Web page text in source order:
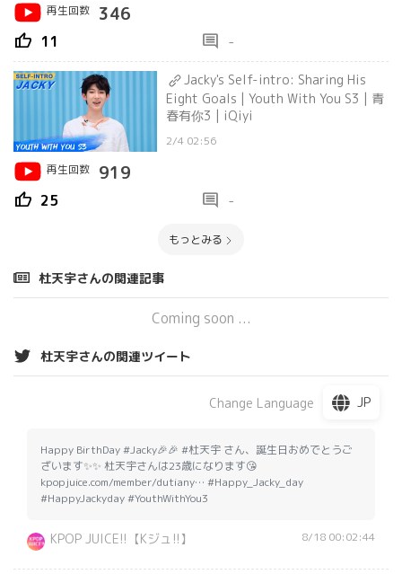
再生回数
346
thumb_up 11 comment -
Jacky's Self-intro: Sharing His
Eight Goals | Youth With You S3 | 青
春有你3 | iQiyi
2/4 02:56
再生回数
919
thumb_up 25 comment -
もっとみる
杜天宇さんの関連記事
Coming soon ...
杜天宇さんの関連ツイート
Change Language JP
Happy BirthDay #Jacky🎉🎉 #杜天宇 さん、誕生日おめでとうご
ざいます✨✨ 杜天宇さんは23歳になります😘
kpopjuice.com/member/dutiany… #Happy_Jacky_day
#HappyJackyday #YouthWithYou3
KPOP JUICE!!【Kジュ!!】 8/18 00:02:44